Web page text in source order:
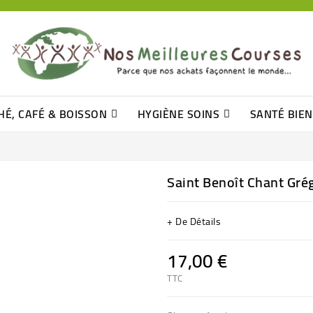
CAFÉ & BOISSON HYGIÈNE SOINS SANTÉ
Saint Benoît Chant
+ De Détails
17,00 €
TTC